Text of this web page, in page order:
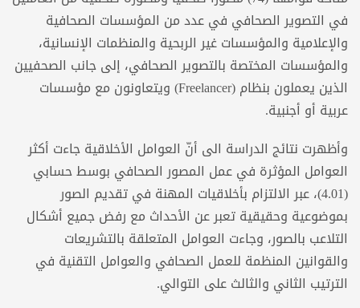
في التصوير الصحافي في عدد من المؤسسات الصحافية
والإعلامية والمؤسسات غير الربحية والمنظمات الإنسانية،
والمؤسسات المختصة بالتصوير الصحافي، إلى جانب الصحفيين
الذين يعملون بنظام (Freelancer) ويتعاونون مع مؤسسات
عربية أو أجنبية.
وأظهرت نتائج الدراسة الى أنّ العوامل الأخلاقية جاءت أكثر
العوامل المؤثرة في عمل المصور الصحافي بوسط حسابي
(4.01)، عبر الالتزام بأخلاقيات المهنة في تقديم الصور
بموضوعية وحقيقية تعبر عن الأحداث مع رفض جميع أشكال
التلاعب بالصور، وجاءت العوامل المتعلقة بالتشريعات
والقوانين المنظمة للعمل الصحافي والعوامل التقنية في
الترتيب الثاني والثالث على التوالي.